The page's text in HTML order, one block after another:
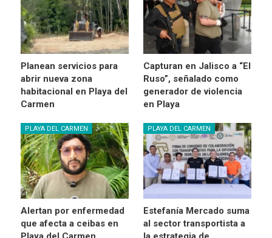
Planean servicios para
abrir nueva zona
habitacional en Playa del
Carmen
Capturan en Jalisco a “El
Ruso”, señalado como
generador de violencia
en Playa
PLAYA DEL CARMEN
Alertan por enfermedad
que afecta a ceibas en
PLAYA DEL CARMEN
Estefanía Mercado suma
al sector transportista a